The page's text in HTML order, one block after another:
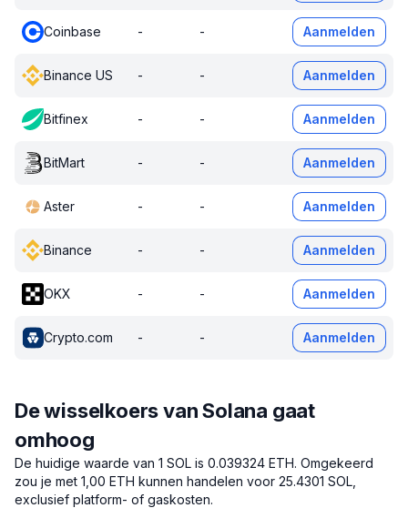
Coinbase - - Aanmelden
Binance US - - Aanmelden
Bitfinex - - Aanmelden
BitMart - - Aanmelden
Aster - - Aanmelden
Binance - - Aanmelden
OKX - - Aanmelden
Crypto.com - - Aanmelden
De wisselkoers van Solana gaat
omhoog
De huidige waarde van 1 SOL is 0.039324 ETH. Omgekeerd
zou je met 1,00 ETH kunnen handelen voor 25.4301 SOL,
exclusief platform- of gaskosten.